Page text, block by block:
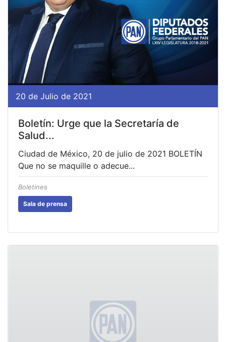
20 de Julio de 2021
Boletín: Urge que la Secretaría de
Salud...
Ciudad de México, 20 de julio de 2021 BOLETÍN
Que no se maquille o adecue...
Boletines
Sala de prensa